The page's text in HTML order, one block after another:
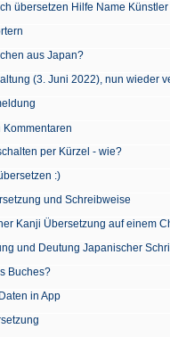
übersetzen Hilfe Name
aus Japan?
(3. Juni 2022), nun wieder
Kommentaren
per Kürzel - wie?
:)
und Schreibweise
Kanji Übersetzung auf einem
und Deutung Japanischer
Buches?
in App